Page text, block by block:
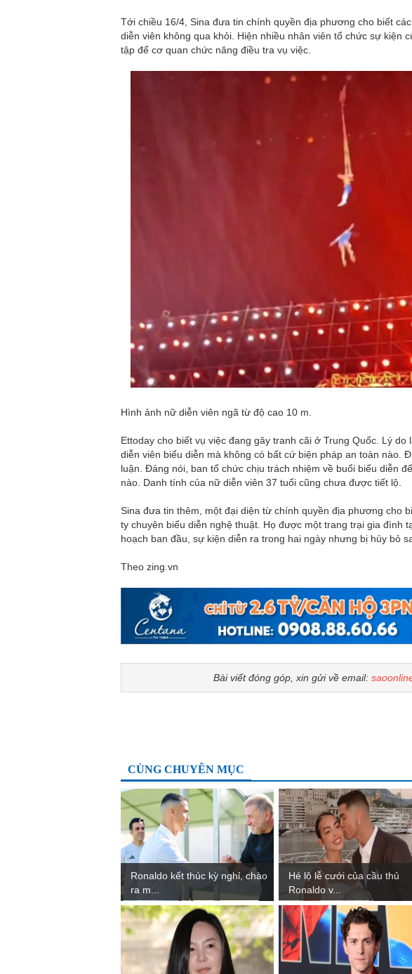
Tới chiều 16/4, Sina đưa tin chính quyền địa phương cho biết
diễn viên không qua khỏi. Hiện nhiều nhân viên tổ chức sự kiện
tập để cơ quan chức năng điều tra vụ việc.
Hình ảnh nữ diễn viên ngã từ độ cao 10 m.
Ettoday cho biết vụ việc đang gây tranh cãi ở Trung Quốc. Lý
diễn viên biểu diễn mà không có bất cứ biện pháp an toàn nào.
luận. Đáng nói, ban tổ chức chịu trách nhiệm về buổi biểu diễn
nào. Danh tính của nữ diễn viên 37 tuổi cũng chưa được tiết lộ.
Sina đưa tin thêm, một đại diện từ chính quyền địa phương cho
ty chuyên biểu diễn nghệ thuật. Họ được một trang trại gia đình
hoạch ban đầu, sự kiện diễn ra trong hai ngày nhưng bị hủy bỏ
Theo zing.vn
Bài viết đóng góp, xin gửi về email:
CÙNG CHUYÊN MỤC
Ronaldo kết thúc kỳ nghỉ, chào
ra m...
Hé lộ lễ cưới của cầu thủ
Ronaldo v...